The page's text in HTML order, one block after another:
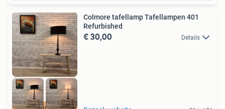
Colmore tafellamp Tafellampen 401
Refurbished
€ 30,00 Details